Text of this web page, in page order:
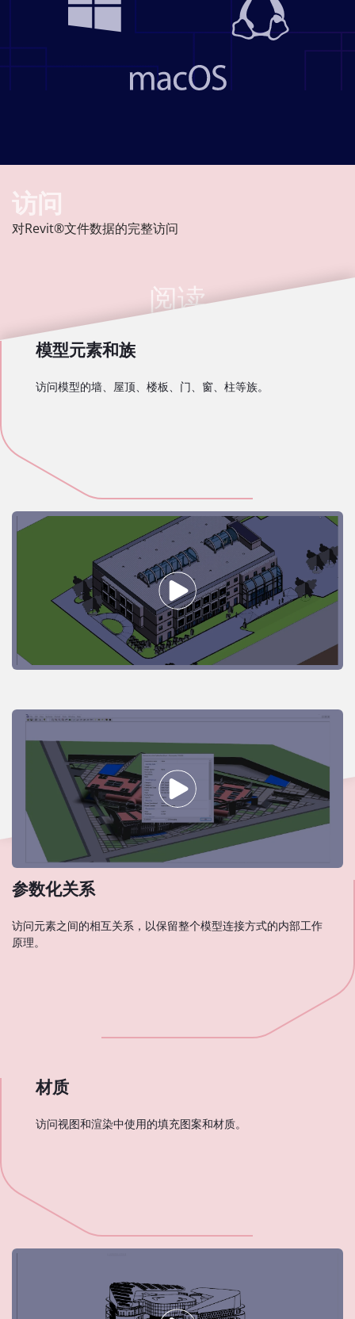
访问
对Revit®文件数据的完整访问
阅读
模型元素和族
访问模型的墙、屋顶、楼板、门、窗、柱等族。
参数化关系
访问元素之间的相互关系，以保留整个模型连接方式的内部工作
原理。
材质
访问视图和渲染中使用的填充图案和材质。